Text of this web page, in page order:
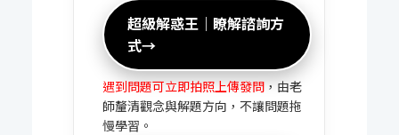
超級解惑王｜瞭解諮詢方
式→
遇到問題可立即拍照上傳發問 ，由老
師釐清觀念與解題方向，不讓問題拖
慢學習。